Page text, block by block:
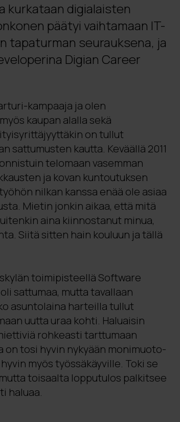
kurkataan digialaisten
päätyi vaihtamaan IT-
tapaturman seurauksena, ja
Digian Career
kampaaja ja olen
kaupan alalla sekä
on tullut
sattumusten kautta. Keväällä 2011
telomaan vasemman
ja kovan kuntoutuksen
nilkan kanssa enää ole asiaa
Mietin jonkin aikaa, että mitä
aina kiinnostanut minua,
Siitä sitten hain kouluun ja tällä
toimipisteellä Software
sattumaa, mutta tavallaan
asuntolaina harteilla tullut
uutta uraa kohti. Haluaisin
rohkeasti tarttumaan
on tosi hyvin nykyään monimuoto-
myös työssäkäyville. Toki se
toisaalta lopputulos palkitsee
haluaa.